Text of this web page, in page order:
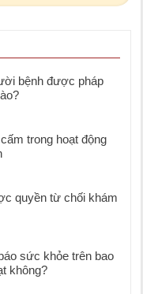
bệnh được pháp
trong hoạt động
quyền từ chối khám
sức khỏe trên bao
không?